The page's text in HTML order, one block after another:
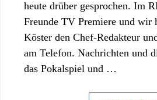
heute drüber gesprochen. Im
Freunde TV Premiere und wir
Köster den Chef-Redakteur
am Telefon. Nachrichten und
das Pokalspiel und …